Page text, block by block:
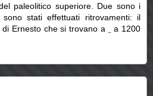
paleolitico superiore. Due sono i
stati effettuati ritrovamenti: il
Ernesto che si trovano a
a 1200